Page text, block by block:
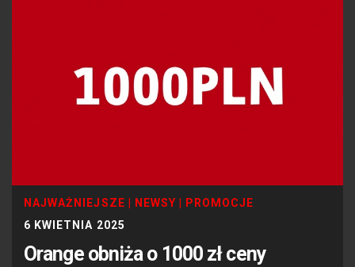
NAJWAŻNIEJSZE NEWSY
PROMOCJE
6 KWIETNIA 2025
Orange obniża o 1000 zł ceny